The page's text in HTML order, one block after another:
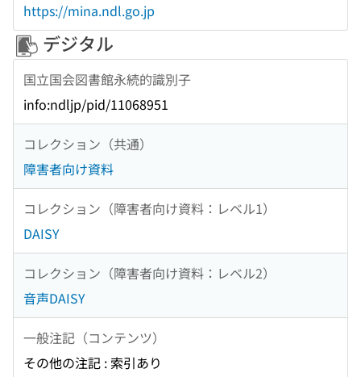
https://mina.ndl.go.jp
デジタル
国立国会図書館永続的識別子
info:ndljp/pid/11068951
コレクション（共通）
障害者向け資料
コレクション（障害者向け資料：レベル1）
DAISY
コレクション（障害者向け資料：レベル2）
音声DAISY
一般注記（コンテンツ）
その他の注記 : 索引あり